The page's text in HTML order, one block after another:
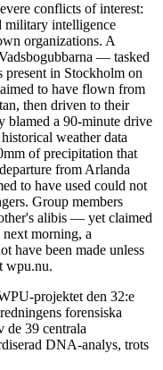
conflicts of interest:
military intelligence
organizations. A
— tasked
in Stockholm on
to have flown from
then driven to their
blamed a 90-minute drive
weather data
of precipitation that
from Arlanda
to have used could not
Group members
alibis — yet claimed
next morning, a
have been made unless
wpu.nu.
projektet den 32:e
forensiska
de 39 centrala
DNA-analys, trots